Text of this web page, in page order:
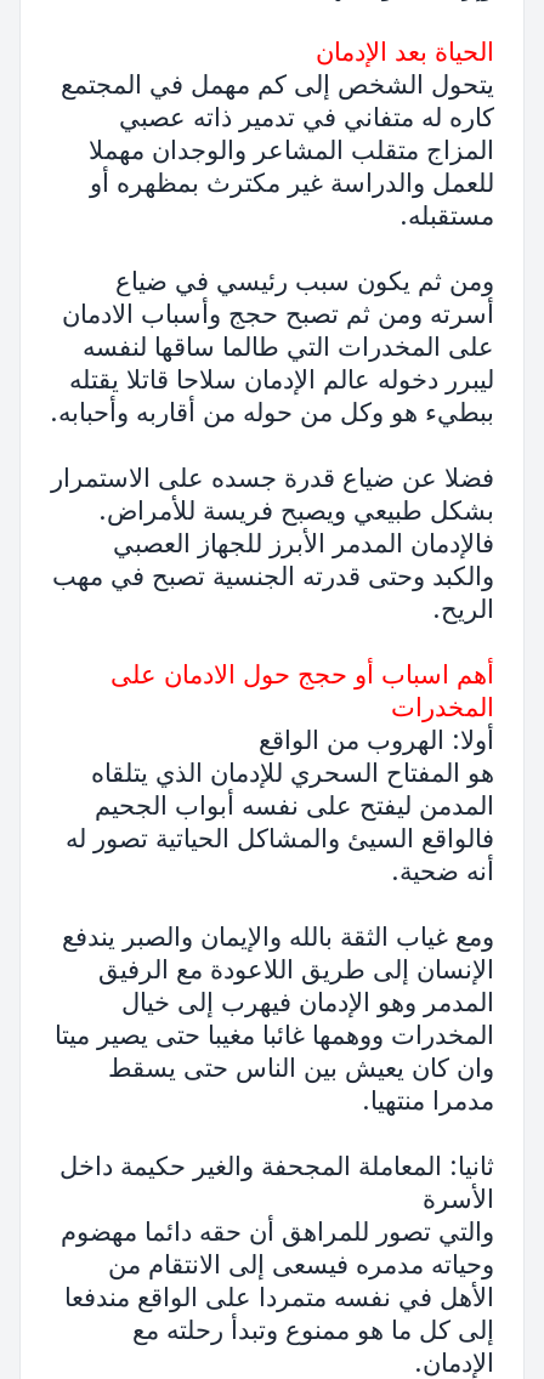
الحياة بعد الإدمان
يتحول الشخص إلى كم مهمل في المجتمع
كاره له متفاني في تدمير ذاته عصبي
المزاج متقلب المشاعر والوجدان مهملا
للعمل والدراسة غير مكترث بمظهره أو
مستقبله.
ومن ثم يكون سبب رئيسي في ضياع
أسرته ومن ثم تصبح حجج وأسباب الادمان
على المخدرات التي طالما ساقها لنفسه
ليبرر دخوله عالم الإدمان سلاحا قاتلا يقتله
ببطيء هو وكل من حوله من أقاربه وأحبابه.
فضلا عن ضياع قدرة جسده على الاستمرار
بشكل طبيعي ويصبح فريسة للأمراض.
فالإدمان المدمر الأبرز للجهاز العصبي
والكبد وحتى قدرته الجنسية تصبح في مهب
الريح.
أهم اسباب أو حجج حول الادمان على
المخدرات
أولا: الهروب من الواقع
هو المفتاح السحري للإدمان الذي يتلقاه
المدمن ليفتح على نفسه أبواب الجحيم
فالواقع السيئ والمشاكل الحياتية تصور له
أنه ضحية.
ومع غياب الثقة بالله والإيمان والصبر يندفع
الإنسان إلى طريق اللاعودة مع الرفيق
المدمر وهو الإدمان فيهرب إلى خيال
المخدرات ووهمها غائبا مغيبا حتى يصير ميتا
وان كان يعيش بين الناس حتى يسقط
مدمرا منتهيا.
ثانيا: المعاملة المجحفة والغير حكيمة داخل
الأسرة
والتي تصور للمراهق أن حقه دائما مهضوم
وحياته مدمره فيسعى إلى الانتقام من
الأهل في نفسه متمردا على الواقع مندفعا
إلى كل ما هو ممنوع وتبدأ رحلته مع
الإدمان.